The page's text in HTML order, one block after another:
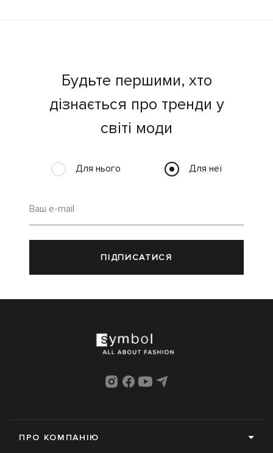
Будьте першими, хто
дізнається про тренди у
світі моди
Для нього Для неї
Ваш e-mail
ПІДПИСАТИСЯ
ПРО КОМПАНІЮ